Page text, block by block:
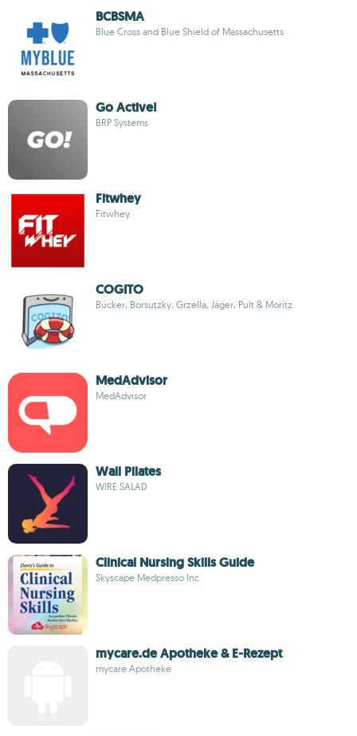
BCBSMA
Blue Cross and Blue Shield of Massachusetts
Go Active!
BRP Systems
Fitwhey
Fitwhey
COGITO
Bücker, Borsutzky, Grzella, Jäger, Pult & Moritz
MedAdvisor
MedAdvisor
Wall Pilates
WIRE SALAD
Clinical Nursing Skills Guide
Skyscape Medpresso Inc
mycare.de Apotheke & E-Rezept
mycare Apotheke